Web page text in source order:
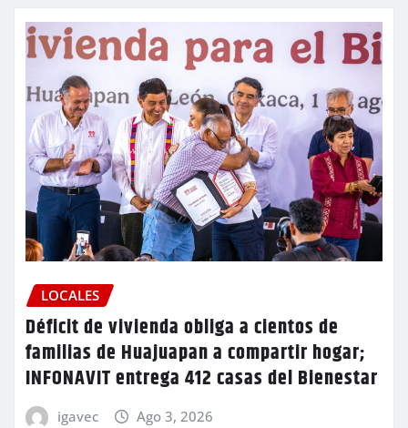
LOCALES
Déficit de vivienda obliga a cientos de
familias de Huajuapan a compartir hogar;
INFONAVIT entrega 412 casas del Bienestar
igavec Ago 3, 2026